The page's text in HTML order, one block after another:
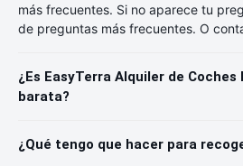
más frecuentes. Si no aparece tu
de preguntas más frecuentes. O
¿Es EasyTerra Alquiler de Coches
barata?
¿Qué tengo que hacer para